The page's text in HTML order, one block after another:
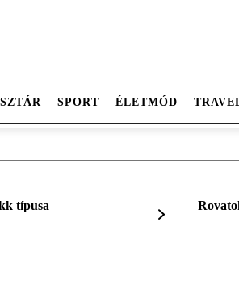
SZTÁR SPORT ÉLETMÓD
típusa